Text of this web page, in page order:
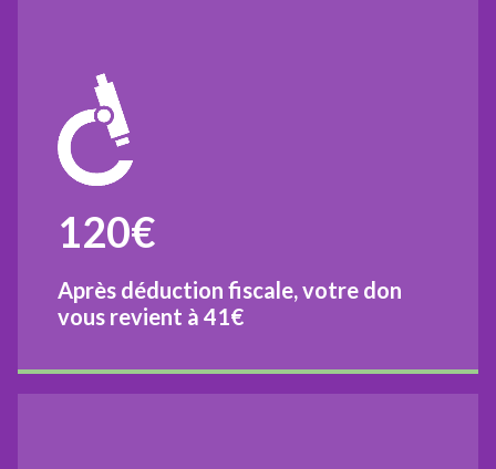
120€
Après déduction fiscale, votre don
vous revient à 41€